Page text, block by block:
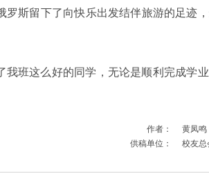
斯留下了向快乐出发结伴旅游的足迹
班这么好的同学，无论是顺利完成学
作者：
黄凤鸣
供稿单位：
校友总